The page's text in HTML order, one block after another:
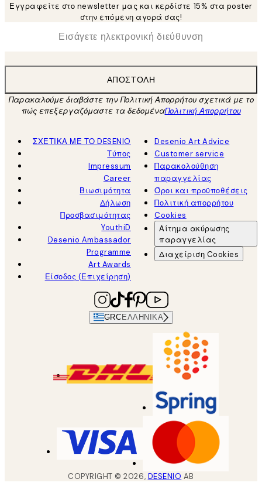
Εγγραφείτε στο newsletter μας και κερδίστε 15% στα poster
στην επόμενη αγορά σας!
Ηλεκτρονική Διεύθυνση
ΑΠΟΣΤΟΛΉ
Παρακαλούμε διαβάστε την Πολιτική Απορρήτου σχετικά με το
πώς επεξεργαζόμαστε τα δεδομέναΠολιτική Απορρήτου
ΣΧΕΤΙΚΑ ΜΕ ΤΟ DESENIO
Τύπος
Impressum
Career
Βιωσιμότητα
Δήλωση
Προσβασιμότητας
YouthiD
Desenio Ambassador
Programme
Art Awards
Είσοδος (Επιχείρηση)
Desenio Art Advice
Customer service
Παρακολούθηση
παραγγελίας
Όροι και προϋποθέσεις
Πολιτική απορρήτου
Cookies
Αίτημα ακύρωσης
παραγγελίας
Διαχείριση Cookies
GRC ΕΛΛΗΝΙΚΆ
COPYRIGHT ©2026, DESENIO AB